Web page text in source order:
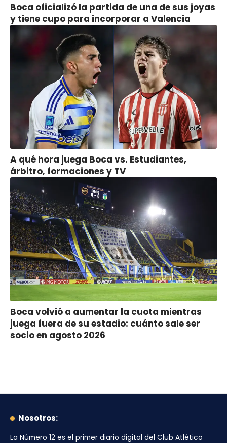
Boca oficializó la partida de una de sus joyas
y tiene cupo para incorporar a Valencia
A qué hora juega Boca vs. Estudiantes,
árbitro, formaciones y TV
Boca volvió a aumentar la cuota mientras
juega fuera de su estadio: cuánto sale ser
socio en agosto 2026
Nosotros:
La Número 12 es el primer diario digital del Club Atlético